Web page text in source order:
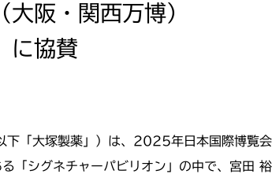
阪・関西万博）
に協賛
「大塚製薬」）は、2025年日本国際博覧
「シグネチャーパビリオン」の中で、宮